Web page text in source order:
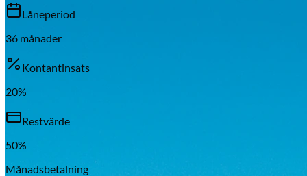
Honda
Låneperiod
36 månader
Kontantinsats
20%
Restvärde
50%
Månadsbetalning